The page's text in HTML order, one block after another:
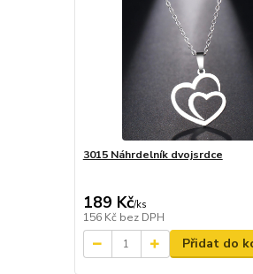
3015 Náhrdelník dvojsrdce
189 Kč/ks
156 Kč bez DPH
Přidat do